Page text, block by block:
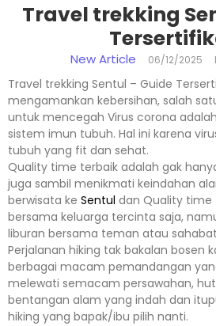
Travel trekking
New Article 06/12/2025
Travel trekking Sentul – Guide
mengamankan kebersihan, salah
untuk mencegah Virus corona
sistem imun tubuh. Hal ini karena
tubuh yang fit dan sehat.
Quality time terbaik adalah gak
juga sambil menikmati keindahan
berwisata ke Sentul dan Quality
bersama keluarga tercinta saja,
liburan bersama teman atau
Perjalanan hiking tak bakalan bosen
berbagai macam pemandangan
melewati semacam persawahan,
bentangan alam yang indah dan
hiking yang bapak/ibu pilih nanti.